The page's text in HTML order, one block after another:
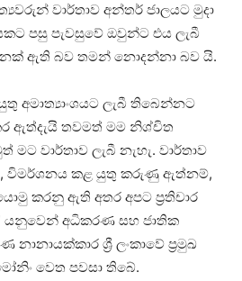
වාර්තාව අන්තර් ජාලයට මුදා
පසු පැවසුවේ ඔවුන්ට එය ලැබී
ඇති බව තමන් නොදන්නා බව යි.
අමාත්‍යාංශයට ලැබී තිබෙන්නට
ඇත්දැයි තවමත් මම නිශ්චිත
වාර්තාව ලැබී නැහැ. වාර්තාව
විමර්ශනය කළ යුතු කරුණු ඇත්නම්,
කරනු ඇති අතර අපට ප්‍රතිචාර
යනුවෙන් අධිකරණ සහ ජාතික
නානායක්කාර ශ්‍රී ලංකාවේ ප්‍රමුඛ
වෙත පවසා තිබේ.